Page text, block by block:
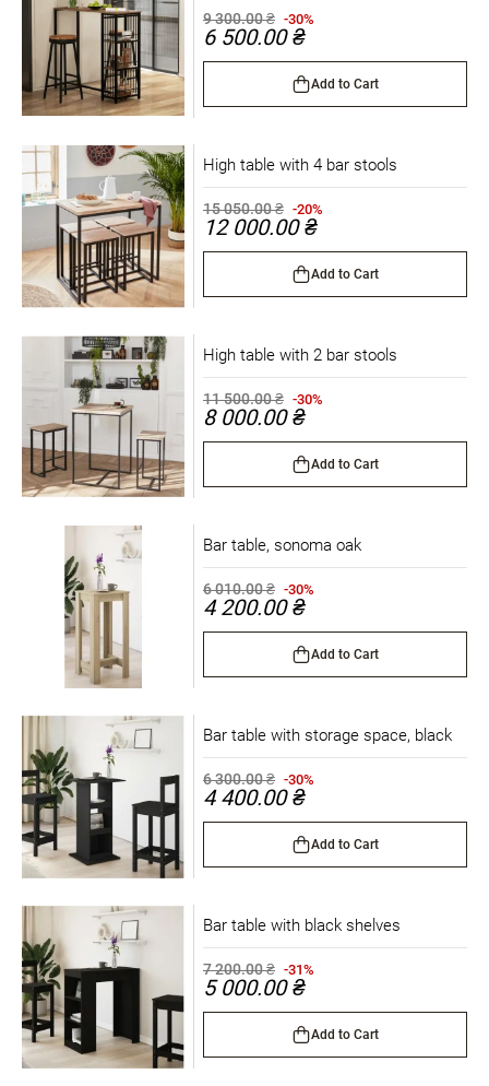
9 300.00 ₴ -30%
6 500.00 ₴
Add to Cart
High table with 4 bar stools
15 050.00 ₴ -20%
12 000.00 ₴
Add to Cart
High table with 2 bar stools
11 500.00 ₴ -30%
8 000.00 ₴
Add to Cart
Bar table, sonoma oak
6 010.00 ₴ -30%
4 200.00 ₴
Add to Cart
Bar table with storage space, black
6 300.00 ₴ -30%
4 400.00 ₴
Add to Cart
Bar table with black shelves
7 200.00 ₴ -31%
5 000.00 ₴
Add to Cart